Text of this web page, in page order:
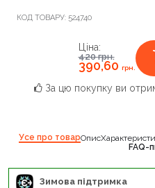
КОД ТОВАРУ: 524740
Ціна:
420грн.
390,60 грн.
За цю покупку ви
Усе про товарОпис
FAQ-
Зимова підтримка